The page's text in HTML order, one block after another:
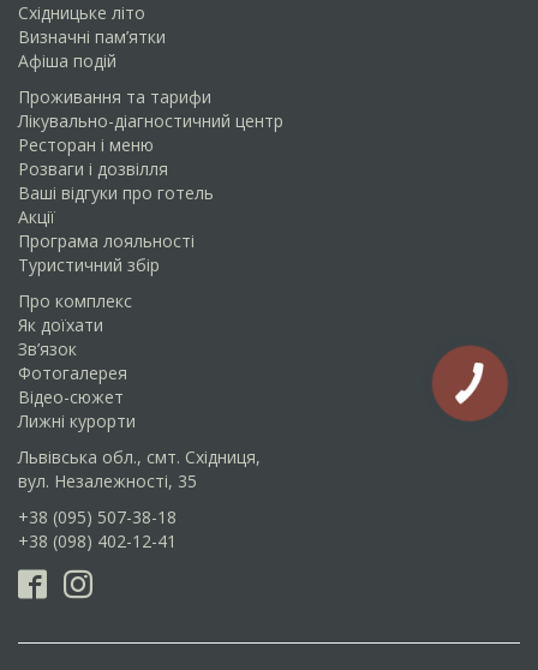
Схiдницьке лiто
Визначні пам’ятки
Афіша подій
Проживання та тарифи
Лікувально-діагностичний центр
Ресторан і меню
Розваги і дозвілля
Ваші відгуки про готель
Акції
Програма лояльності
Туристичний збір
Про комплекс
Як доїхати
Зв’язок
Фотогалерея
Відео-сюжет
Лижнi курорти
Львівська обл., смт. Східниця,
вул. Незалежності, 35
+38 (095) 507-38-18
+38 (098) 402-12-41